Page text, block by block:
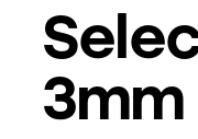
3mm